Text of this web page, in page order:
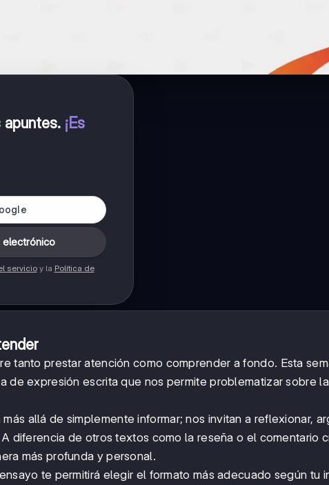
. ¡Es
electrónico
servicioy la Política de
tanto prestar atención como comprender a fondo. Esta
de expresión escrita que nos permite problematizar sobre
allá de simplemente informar; nos invitan a reflexionar,
diferencia de otros textos como la reseña o el comentario
más profunda y personal.
te permitirá elegir el formato más adecuado según tu